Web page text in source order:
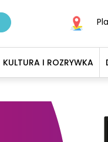
KULTURA I ROZRYWKA